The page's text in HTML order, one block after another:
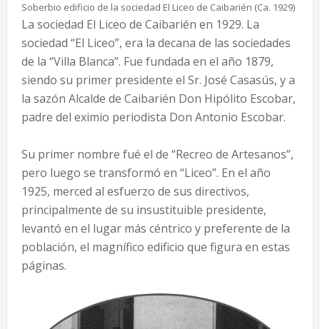
Soberbio edificio de la sociedad El Liceo de Caibarién (Ca. 1929)
La sociedad El Liceo de Caibarién en 1929. La
sociedad “El Liceo”, era la decana de las sociedades
de la “Villa Blanca”. Fue fundada en el año 1879,
siendo su primer presidente el Sr. José Casasús, y a
la sazón Alcalde de Caibarién Don Hipólito Escobar,
padre del eximio periodista Don Antonio Escobar.
Su primer nombre fué el de “Recreo de Artesanos”,
pero luego se transformó en “Liceo”. En el año
1925, merced al esfuerzo de sus directivos,
principalmente de su insustituible presidente,
levantó en el lugar más céntrico y preferente de la
población, el magnífico edificio que figura en estas
páginas.